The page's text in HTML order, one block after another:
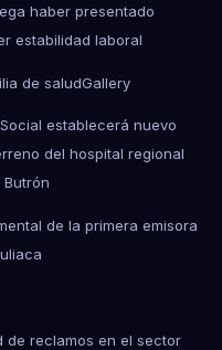
haber presentado
estabilidad laboral
de saludGallery
establecerá nuevo
del hospital regional
de la primera emisora
de reclamos en el sector